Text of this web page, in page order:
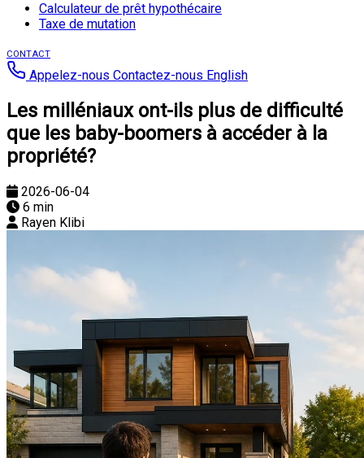
Calculateur de prêt hypothécaire
Taxe de mutation
CONTACT
Appelez-nous Contactez-nous English
Les milléniaux ont-ils plus de difficulté
que les baby-boomers à accéder à la
propriété?
2026-06-04
6 min
Rayen Klibi